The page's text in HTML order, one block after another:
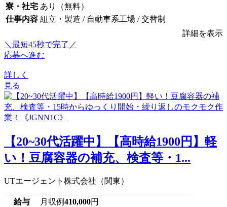
寮・社宅 あり（無料）
仕事内容 組立・製造 / 自動車系工場 / 交替制
詳細を表示
＼最短45秒で完了／
応募へ進む
詳しく
見る
【20~30代活躍中】【高時給1900円】軽
い！豆腐容器の補充、検査等・1...
UTエージェント株式会社（関東）
給与 月収例410,000円